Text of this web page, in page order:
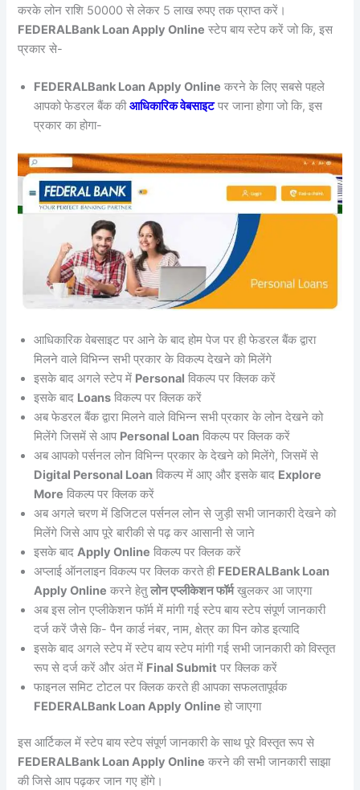
करके लोन राशि 50000 से लेकर 5 लाख रुपए तक प्राप्त करें।
FEDERALBank Loan Apply Online स्टेप बाय स्टेप करें जो कि, इस
प्रकार से-
FEDERALBank Loan Apply Online करने के लिए सबसे पहले
आपको फेडरल बैंक कीआधिकारिक वेबसाइटपर जाना होगा जो कि, इस
प्रकार का होगा-
आधिकारिक वेबसाइट पर आने के बाद होम पेज पर ही फेडरल बैंक द्वारा
मिलने वाले विभिन्न सभी प्रकार के विकल्प देखने को मिलेंगे
इसके बाद अगले स्टेप में Personal विकल्प पर क्लिक करें
इसके बाद Loans विकल्प पर क्लिक करें
अब फेडरल बैंक द्वारा मिलने वाले विभिन्न सभी प्रकार के लोन देखने को
मिलेंगे जिसमें से आप Personal Loan विकल्प पर क्लिक करें
अब आपको पर्सनल लोन विभिन्न प्रकार के देखने को मिलेंगे, जिसमें से
Digital Personal Loan विकल्प में आए और इसके बाद Explore
More विकल्प पर क्लिक करें
अब अगले चरण में डिजिटल पर्सनल लोन से जुड़ी सभी जानकारी देखने को
मिलेंगे जिसे आप पूरे बारीकी से पढ़ कर आसानी से जाने
इसके बाद Apply Online विकल्प पर क्लिक करें
अप्लाई ऑनलाइन विकल्प पर क्लिक करते ही FEDERALBank Loan
Apply Online करने हेतुलोन एप्लीकेशन फॉर्मखुलकर आ जाएगा
अब इस लोन एप्लीकेशन फॉर्म में मांगी गई स्टेप बाय स्टेप संपूर्ण जानकारी
दर्ज करें जैसे कि- पैन कार्ड नंबर, नाम, क्षेत्र का पिन कोड इत्यादि
इसके बाद अगले स्टेप में स्टेप बाय स्टेप मांगी गई सभी जानकारी को विस्तृत
रूप से दर्ज करें और अंत में Final Submit पर क्लिक करें
फाइनल समिट टोटल पर क्लिक करते ही आपका सफलतापूर्वक
FEDERALBank Loan Apply Online हो जाएगा
इस आर्टिकल में स्टेप बाय स्टेप संपूर्ण जानकारी के साथ पूरे विस्तृत रूप से
FEDERALBank Loan Apply Online करने की सभी जानकारी साझा
की जिसे आप पढ़कर जान गए होंगे।